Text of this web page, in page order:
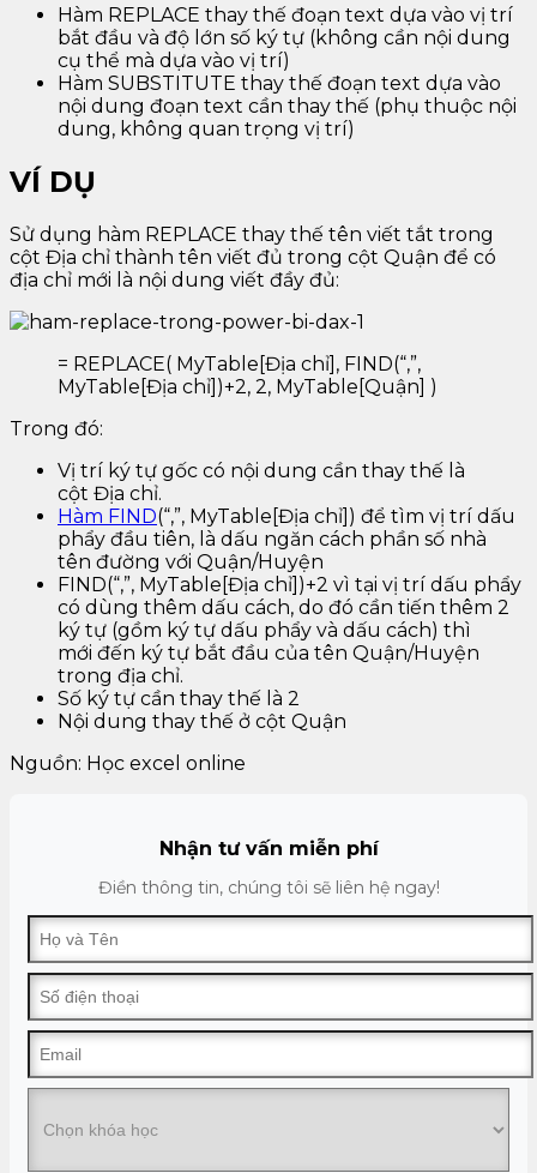
Hàm REPLACE thay thế đoạn text dựa vào vị trí
bắt đầu và độ lớn số ký tự (không cần nội dung
cụ thể mà dựa vào vị trí)
Hàm SUBSTITUTE thay thế đoạn text dựa vào
nội dung đoạn text cần thay thế (phụ thuộc nội
dung, không quan trọng vị trí)
VÍ DỤ
Sử dụng hàm REPLACE thay thế tên viết tắt trong
cột Địa chỉ thành tên viết đủ trong cột Quận để có
địa chỉ mới là nội dung viết đầy đủ:
= REPLACE( MyTable[Địa chỉ], FIND(“,”,
MyTable[Địa chỉ])+2, 2, MyTable[Quận] )
Trong đó:
Vị trí ký tự gốc có nội dung cần thay thế là
cột Địa chỉ.
Hàm FIND(“,”, MyTable[Địa chỉ]) để tìm vị trí dấu
phẩy đầu tiên, là dấu ngăn cách phần số nhà
tên đường với Quận/Huyện
FIND(“,”, MyTable[Địa chỉ])+2 vì tại vị trí dấu phẩy
có dùng thêm dấu cách, do đó cần tiến thêm 2
ký tự (gồm ký tự dấu phẩy và dấu cách) thì
mới đến ký tự bắt đầu của tên Quận/Huyện
trong địa chỉ.
Số ký tự cần thay thế là 2
Nội dung thay thế ở cột Quận
Nguồn: Học excel online
Nhận tư vấn miễn phí
Điền thông tin, chúng tôi sẽ liên hệ ngay!